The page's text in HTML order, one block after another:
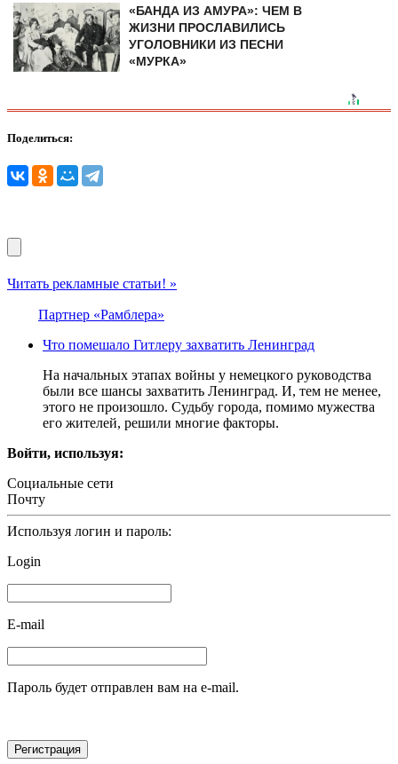
«БАНДА ИЗ АМУРА»: ЧЕМ В
ЖИЗНИ ПРОСЛАВИЛИСЬ
УГОЛОВНИКИ ИЗ ПЕСНИ
«МУРКА»
Поделиться:
Читать рекламные статьи! »
Партнер «Рамблера»
Что помешало Гитлеру захватить Ленинград
На начальных этапах войны у немецкого руководства
были все шансы захватить Ленинград. И, тем не менее,
этого не произошло. Судьбу города, помимо мужества
его жителей, решили многие факторы.
Войти, используя:
Социальные сети
Почту
Используя логин и пароль:
Login
E-mail
Пароль будет отправлен вам на e-mail.